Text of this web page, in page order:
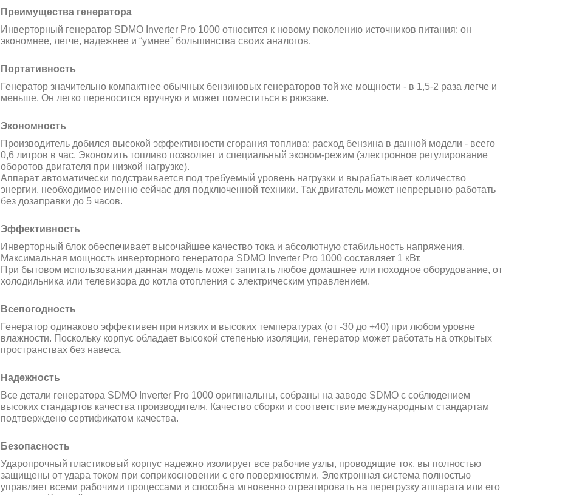
Преимущества генератора
Инверторный генератор SDMO Inverter Pro 1000 относится к новому поколению источников питания: он
экономнее, легче, надежнее и “умнее” большинства своих аналогов.
Портативность
Генератор значительно компактнее обычных бензиновых генераторов той же мощности - в 1,5-2 раза легче и
меньше. Он легко переносится вручную и может поместиться в рюкзаке.
Экономность
Производитель добился высокой эффективности сгорания топлива: расход бензина в данной модели - всего
0,6 литров в час. Экономить топливо позволяет и специальный эконом-режим (электронное регулирование
оборотов двигателя при низкой нагрузке).
Аппарат автоматически подстраивается под требуемый уровень нагрузки и вырабатывает количество
энергии, необходимое именно сейчас для подключенной техники. Так двигатель может непрерывно работать
без дозаправки до 5 часов.
Эффективность
Инверторный блок обеспечивает высочайшее качество тока и абсолютную стабильность напряжения.
Максимальная мощность инверторного генератора SDMO Inverter Pro 1000 составляет 1 кВт.
При бытовом использовании данная модель может запитать любое домашнее или походное оборудование, от
холодильника или телевизора до котла отопления с электрическим управлением.
Всепогодность
Генератор одинаково эффективен при низких и высоких температурах (от -30 до +40) при любом уровне
влажности. Поскольку корпус обладает высокой степенью изоляции, генератор может работать на открытых
пространствах без навеса.
Надежность
Все детали генератора SDMO Inverter Pro 1000 оригинальны, собраны на заводе SDMO с соблюдением
высоких стандартов качества производителя. Качество сборки и соответствие международным стандартам
подтверждено сертификатом качества.
Безопасность
Ударопрочный пластиковый корпус надежно изолирует все рабочие узлы, проводящие ток, вы полностью
защищены от удара током при соприкосновении с его поверхностями. Электронная система полностью
управляет всеми рабочими процессами и способна мгновенно отреагировать на перегрузку аппарата или его